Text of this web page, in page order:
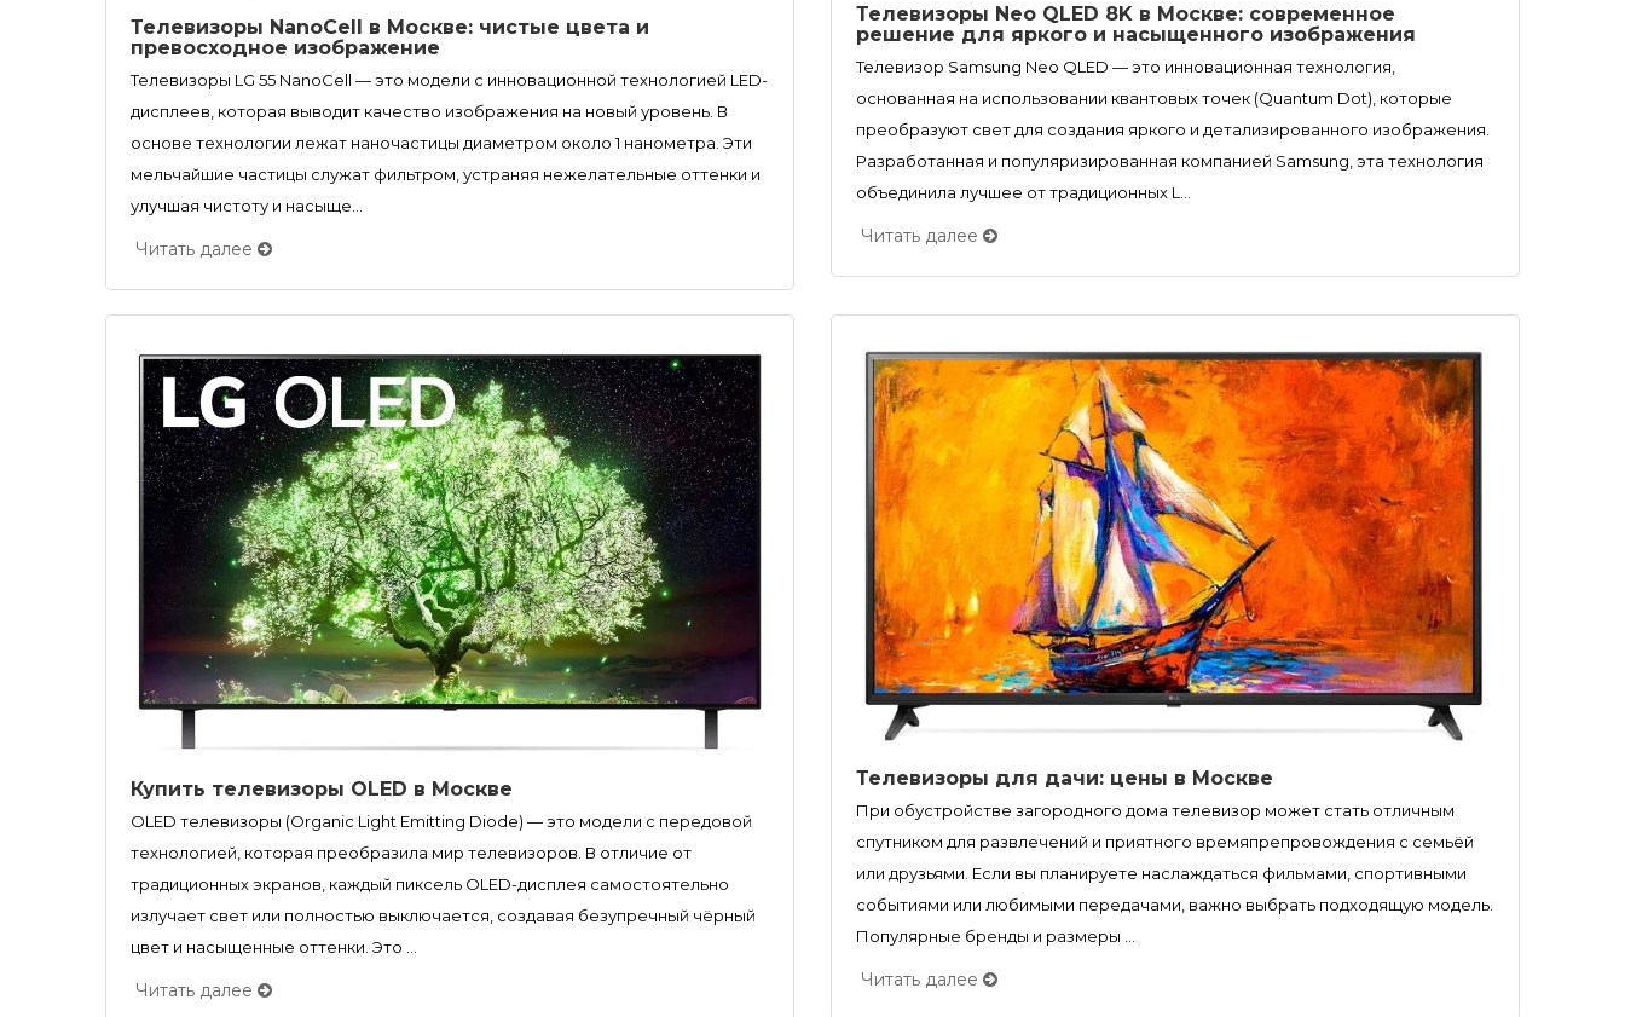
Телевизоры NanoCell в Москве: чистые цвета и
превосходное изображение
Телевизоры LG 55 NanoCell — это модели с инновационной технологией LED-
дисплеев, которая выводит качество изображения на новый уровень. В
основе технологии лежат наночастицы диаметром около 1 нанометра. Эти
мельчайшие частицы служат фильтром, устраняя нежелательные оттенки и
улучшая чистоту и насыще...
Читать далее
Телевизоры Neo QLED 8K в Москве: современное
решение для яркого и насыщенного изображения
Телевизор Samsung Neo QLED — это инновационная технология,
основанная на использовании квантовых точек (Quantum Dot), которые
преобразуют свет для создания яркого и детализированного изображения.
Разработанная и популяризированная компанией Samsung, эта технология
объединила лучшее от традиционных L...
Читать далее
Купить телевизоры OLED в Москве
OLED телевизоры (Organic Light Emitting Diode) — это модели с передовой
технологией, которая преобразила мир телевизоров. В отличие от
традиционных экранов, каждый пиксель OLED-дисплея самостоятельно
излучает свет или полностью выключается, создавая безупречный чёрный
цвет и насыщенные оттенки. Это ...
Читать далее
Телевизоры для дачи: цены в Москве
При обустройстве загородного дома телевизор может стать отличным
спутником для развлечений и приятного времяпрепровождения с семьёй
или друзьями. Если вы планируете наслаждаться фильмами, спортивными
событиями или любимыми передачами, важно выбрать подходящую модель.
Популярные бренды и размеры ...
Читать далее